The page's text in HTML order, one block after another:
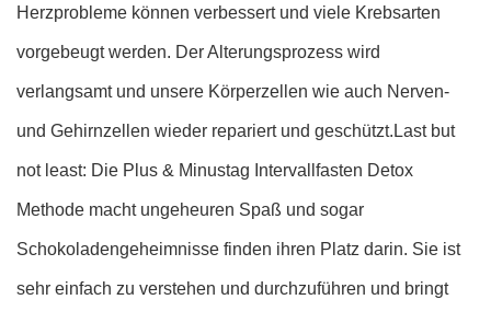
Herzprobleme können verbessert und viele Krebsarten
vorgebeugt werden. Der Alterungsprozess wird
verlangsamt und unsere Körperzellen wie auch Nerven-
und Gehirnzellen wieder repariert und geschützt.Last but
not least: Die Plus & Minustag Intervallfasten Detox
Methode macht ungeheuren Spaß und sogar
Schokoladengeheimnisse finden ihren Platz darin. Sie ist
sehr einfach zu verstehen und durchzuführen und bringt